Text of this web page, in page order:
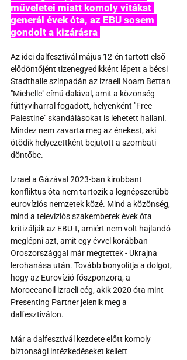
műveletei miatt komoly vitákat
generál évek óta, az EBU sosem
gondolt a kizárásra
Az idei dalfesztivál május 12-én tartott első
elődöntőjént tizenegyedikként lépett a bécsi
Stadthalle színpadán az izraeli Noam Bettan
"Michelle" című dalával, amit a közönség
füttyviharral fogadott, helyenként "Free
Palestine" skandálásokat is lehetett hallani.
Mindez nem zavarta meg az énekest, aki
ötödik helyezettként bejutott a szombati
döntőbe.
Izrael a Gázával 2023-ban kirobbant
konfliktus óta nem tartozik a legnépszerűbb
eurovíziós nemzetek közé. Mind a közönség,
mind a televíziós szakemberek évek óta
kritizálják az EBU-t, amiért nem volt hajlandó
meglépni azt, amit egy évvel korábban
Oroszországgal már megtettek - Ukrajna
lerohanása után. Tovább bonyolítja a dolgot,
hogy az Eurovízió főszponzora, a
Moroccanoil izraeli cég, akik 2020 óta mint
Presenting Partner jelenik meg a
dalfesztiválon.
Már a dalfesztivál kezdete előtt komoly
biztonsági intézkedéseket kellett